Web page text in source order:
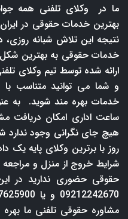
ما در وکلای تلفنی همه
بهترین خدمات حقوقی در
نتیجه این تلاش شبانه
خدمات حقوقی به بهترین
ارائه شده توسط تیم وکلای
و شما می توانید متناسب
خدمات بهره مند شوید. به
ساعت اداری امکان دریافت
هیچ جای نگرانی وجود ندارد
روز با برترین وکلای پایه یک
شرایط خروج از منزل و
حقوقی حضوری ندارید در
مشاوره حقوقی تلفنی ما